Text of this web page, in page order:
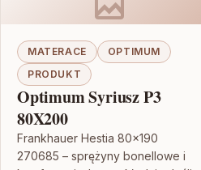
MATERACE
OPTIMUM
PRODUKT
Optimum Syriusz P3
80X200
Frankhauer Hestia 80×190
270685 – sprężyny bonellowe i